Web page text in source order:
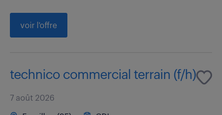
voir l'offre
technico commercial terrain (f/h)
7 août 2026